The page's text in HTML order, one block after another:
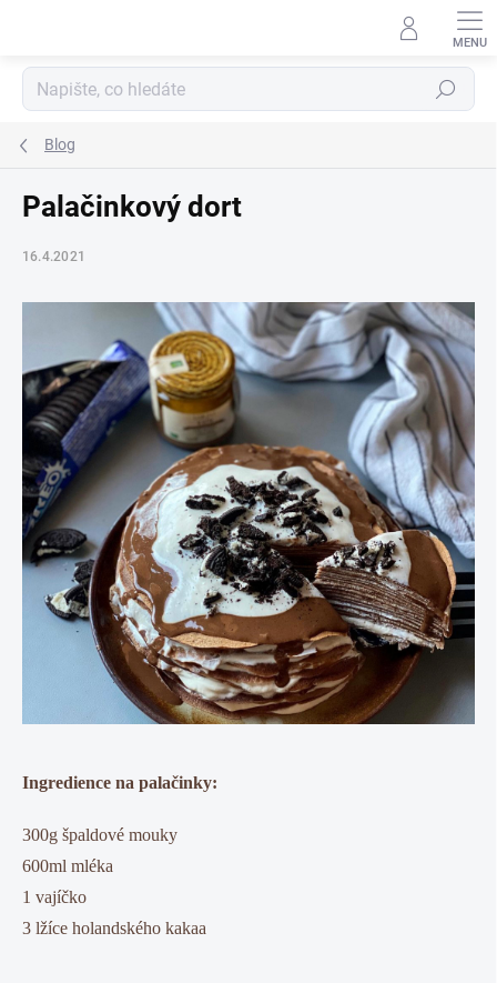
Hledat
Blog
Palačinkový dort
16.4.2021
Ingredience na palačinky:
300g špaldové mouky
600ml mléka
1 vajíčko
3 lžíce holandského kakaa